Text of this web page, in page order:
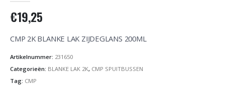
€19,25
CMP 2K BLANKE LAK ZIJDEGLANS 200ML
Artikelnummer: 231650
Categorieën: BLANKE LAK 2K, CMP SPUITBUSSEN
Tag: CMP